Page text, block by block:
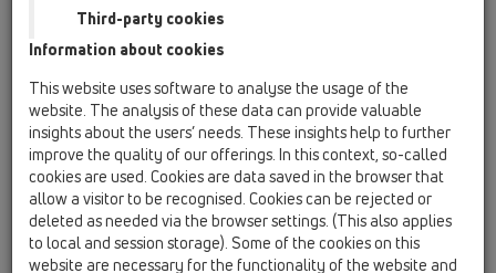
zamienne / HL01023D
Uszczelka wargowa 180x6mm
HL01058D
14 Zestawy izolacyjne/Nadstawki / Akcesoria / Części
zamienne / HL01058D
Uszczelka 220x155mm
HL01059D
14 Zestawy izolacyjne/Nadstawki / Akcesoria / Części
zamienne / HL01059D
Uszczelka 172x145mm
Third-party cookies
Information about cookies
This website uses software to analyse the usage of the
website. The analysis of these data can provide valuable
insights about the users’ needs. These insights help to further
improve the quality of our offerings. In this context, so-called
cookies are used. Cookies are data saved in the browser that
allow a visitor to be recognised. Cookies can be rejected or
deleted as needed via the browser settings. (This also applies
to local and session storage). Some of the cookies on this
website are necessary for the functionality of the website and